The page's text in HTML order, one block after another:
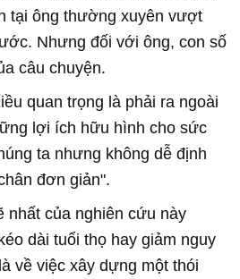
tại ông thường xuyên vượt
Nhưng đối với ông, con số
câu chuyện.
quan trọng là phải ra ngoài
lợi ích hữu hình cho sức
ta nhưng không dễ định
đơn giản".
nhất của nghiên cứu này
dài tuổi thọ hay giảm nguy
về việc xây dựng một thói